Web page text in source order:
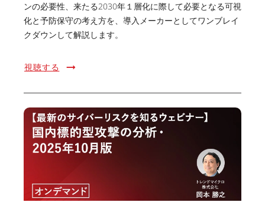
ンの必要性、来たる2030年１層化に際して必要となる可視
化と予防保守の考え方を、導入メーカーとしてワンブレイ
クダウンして解説します。
視聴する